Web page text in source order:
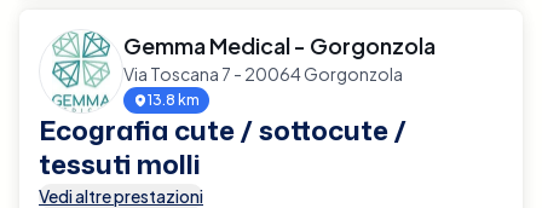
Gemma Medical - Gorgonzola
Via Toscana 7 - 20064 Gorgonzola
13.8 km
Ecografia cute / sottocute /
tessuti molli
Vedi altre prestazioni